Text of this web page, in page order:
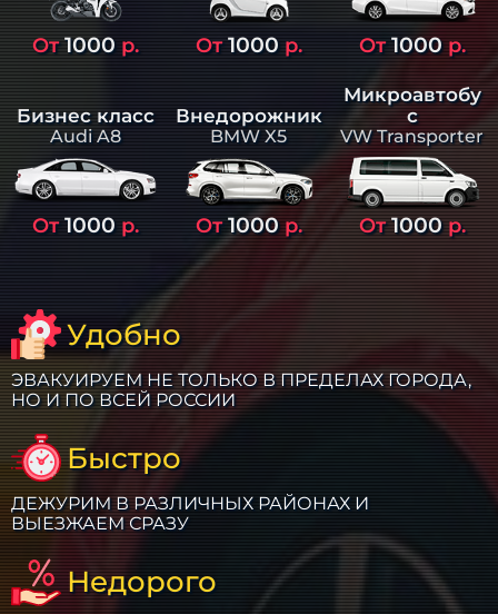
От1000 р. От1000р. От1000р.
Бизнес класс
Audi A8
От1000 р.
Внедорожник
BMW X5
От1000р.
Микроавтобу
с
VW Transporter
От1000р.
Удобно
ЭВАКУИРУЕМ НЕ ТОЛЬКО В ПРЕДЕЛАХ ГОРОДА,
НО И ПО ВСЕЙ РОССИИ
Быстро
ДЕЖУРИМ В РАЗЛИЧНЫХ РАЙОНАХ И
ВЫЕЗЖАЕМ СРАЗУ
Недорого